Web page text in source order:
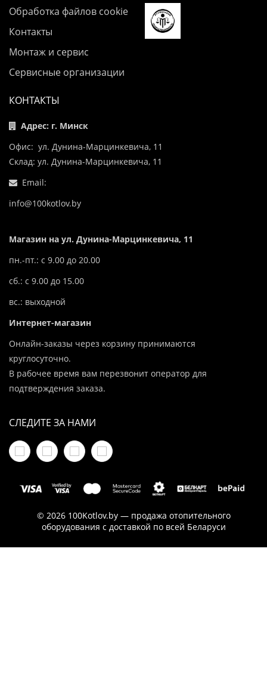
Обработка файлов cookie
Контакты
Монтаж и сервис
Сервисные организации
КОНТАКТЫ
Адрес: г. Минск
Офис: ул. Дунина-Марцинкевича, 11
Склад: ул. Дунина-Марцинкевича, 11
Email:
info@100kotlov.by
Магазин на ул. Дунина-Марцинкевича, 11
пн.-пт.: с 9.00 до 20.00
сб.: с 9.00 до 15.00
вс.: выходной
Интернет-магазин
Онлайн-заказы через корзину принимаются
круглосуточно.
В рабочее время вам перезвонит оператор для
подтверждения заказа.
СЛЕДИТЕ ЗА НАМИ
© 2026 100Kotlov.by — продажа отопительного
оборудования с доставкой по всей Беларуси